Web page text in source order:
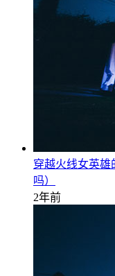
穿越火线女英雄
吗）
2年前